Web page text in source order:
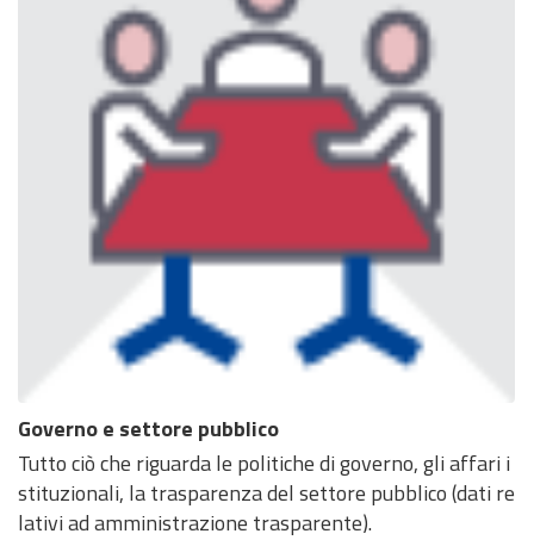
Governo e settore pubblico
Tutto ciò che riguarda le politiche di governo, gli affari i
stituzionali, la trasparenza del settore pubblico (dati re
lativi ad amministrazione trasparente).